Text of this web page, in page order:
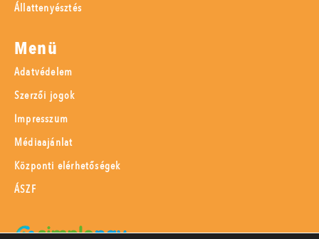
Állattenyésztés
Menü
Adatvédelem
Szerzői jogok
Impresszum
Médiaajánlat
Központi elérhetőségek
ÁSZF